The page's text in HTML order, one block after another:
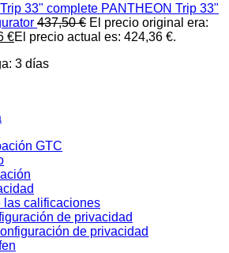
PANTHEON Trip 33"
437,50€ El precio original era:
€El precio actual es: 424,36 €.
3 días
GTC
las calificaciones
de privacidad
de privacidad